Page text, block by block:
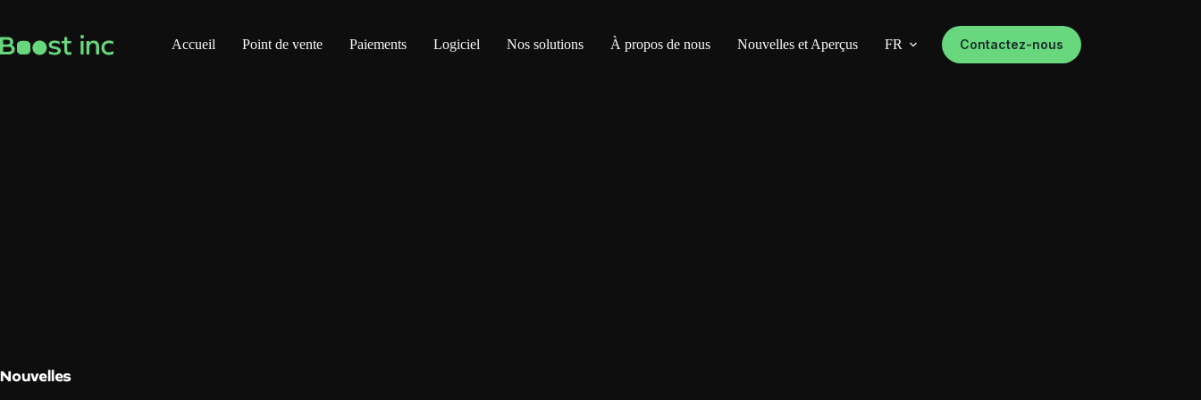
content
Accueil Point de vente Paiements Logiciel Nos solutions À propos de nous Nouvelles et Aperçus FR Contactez-nous
Nouvelles